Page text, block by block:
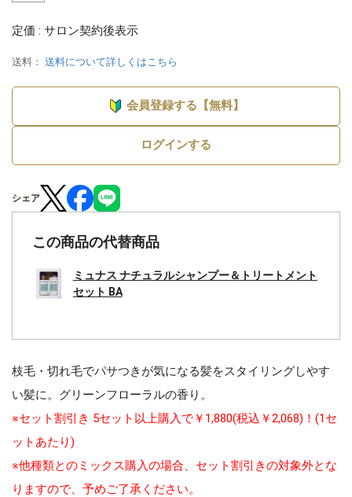
定価 : サロン契約後表示
送料： 送料について詳しくはこちら
会員登録する【無料】
ログインする
シェア
この商品の代替商品
ミュナス ナチュラルシャンプー＆トリートメント
セット BA
枝毛・切れ毛でパサつきが気になる髪をスタイリングしやす
い髪に。グリーンフローラルの香り。
※セット割引き 5セット以上購入で￥1,880(税込￥2,068)！(1セ
ットあたり)
※他種類とのミックス購入の場合、セット割引きの対象外とな
りますので、予めご了承ください。